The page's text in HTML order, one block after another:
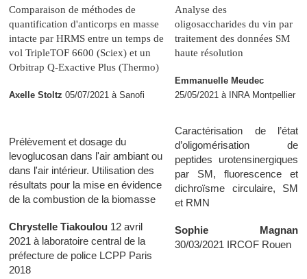
Comparaison de méthodes de
quantification d'anticorps en masse
intacte par HRMS entre un temps de
vol TripleTOF 6600 (Sciex) et un
Orbitrap Q-Exactive Plus (Thermo)
Axelle Stoltz 05/07/2021 à Sanofi
Analyse des
oligosaccharides du vin par
traitement des données SM
haute résolution
Emmanuelle Meudec
25/05/2021 à INRA Montpellier
Prélèvement et dosage du
levoglucosan dans l'air ambiant ou
dans l'air intérieur. Utilisation des
résultats pour la mise en évidence
de la combustion de la biomasse
Chrystelle Tiakoulou 12 avril
2021 à laboratoire central de la
préfecture de police LCPP Paris
2018
Caractérisation de l’état
d’oligomérisation de
peptides urotensinergiques
par SM, fluorescence et
dichroïsme circulaire, SM
et RMN
Sophie Magnan
30/03/2021 IRCOF Rouen